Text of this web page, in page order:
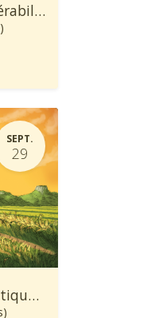
[Formation] Diagnostic de vulnérabilité au changement climatique et démarche d’adaptation d’une exploitation agricole
)
SEPT.
29
[Formation] Changement climatique: À quoi se préparer et comment s’adapter ?
)